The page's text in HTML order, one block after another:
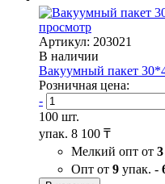
просмотр
Артикул: 203021
В наличии
Вакуумный пакет
Розничная цена:
-
100 шт.
упак. 8 100 ₸
Мелкий опт от 3
Опт от 9 упак. -